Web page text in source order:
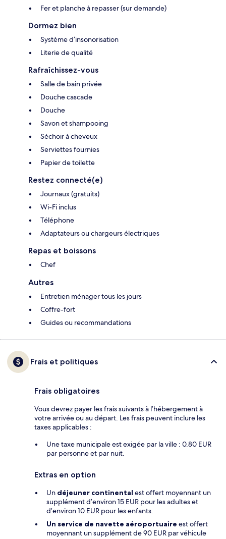
Fer et planche à repasser (sur demande)
Dormez bien
Système d’insonorisation
Literie de qualité
Rafraîchissez-vous
Salle de bain privée
Douche cascade
Douche
Savon et shampooing
Séchoir à cheveux
Serviettes fournies
Papier de toilette
Restez connecté(e)
Journaux (gratuits)
Wi-Fi inclus
Téléphone
Adaptateurs ou chargeurs électriques
Repas et boissons
Chef
Autres
Entretien ménager tous les jours
Coffre-fort
Guides ou recommandations
Frais et politiques
Frais obligatoires
Vous devrez payer les frais suivants à l’hébergement à
votre arrivée ou au départ. Les frais peuvent inclure les
taxes applicables :
Une taxe municipale est exigée par la ville : 0.80 EUR
par personne et par nuit.
Extras en option
Un déjeuner continental est offert moyennant un
supplément d’environ 15 EUR pour les adultes et
d’environ 10 EUR pour les enfants.
Un service de navette aéroportuaire est offert
moyennant un supplément de 90 EUR par véhicule